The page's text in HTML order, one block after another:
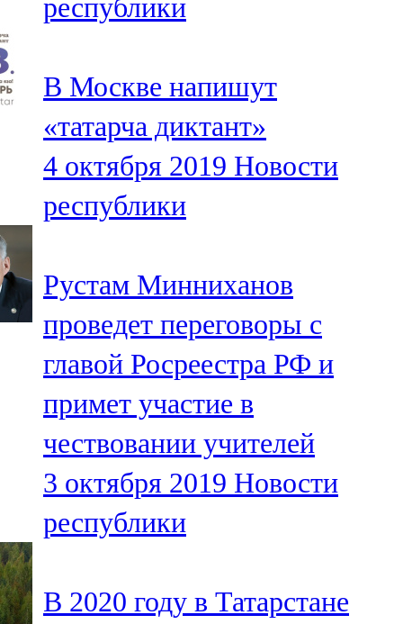
республики
В Москве напишут
«татарча диктант»
4 октября 2019 Новости
республики
Рустам Минниханов
проведет переговоры с
главой Росреестра РФ и
примет участие в
чествовании учителей
3 октября 2019 Новости
республики
В 2020 году в Татарстане